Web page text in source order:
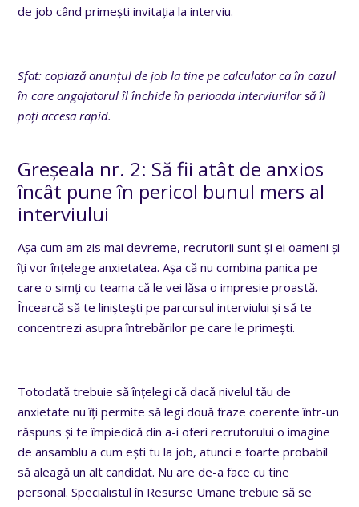
de job când primești invitația la interviu.
Sfat: copiază anunțul de job la tine pe calculator ca în cazul
în care angajatorul îl închide în perioada interviurilor să îl
poți accesa rapid.
Greșeala nr. 2: Să fii atât de anxios
încât pune în pericol bunul mers al
interviului
Așa cum am zis mai devreme, recrutorii sunt și ei oameni și
îți vor înțelege anxietatea. Așa că nu combina panica pe
care o simți cu teama că le vei lăsa o impresie proastă.
Încearcă să te liniștești pe parcursul interviului și să te
concentrezi asupra întrebărilor pe care le primești.
Totodată trebuie să înțelegi că dacă nivelul tău de
anxietate nu îți permite să legi două fraze coerente într-un
răspuns și te împiedică din a-i oferi recrutorului o imagine
de ansamblu a cum ești tu la job, atunci e foarte probabil
să aleagă un alt candidat. Nu are de-a face cu tine
personal. Specialistul în Resurse Umane trebuie să se